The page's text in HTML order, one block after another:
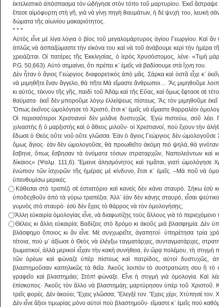
ἐκτελεστικὸ ἀπόσπασμα τὸν ὡδήγησε στὸν τόπο τοῦ μαρτυρίου. Ἐκεῖ
ἔπεσε αἱμόφυρτη στὴ γῆ, γιὰ νὰ γί­νῃ πηγὴ θαυμάτων, ἡ δὲ ψυχή του, λευκὴ σὰν
δώματα τῆς αἰωνίου μακαριότητος.
* * *
Αὐτὸς εἶνε μὲ λίγα λόγια ὁ βίος τοῦ μεγαλο­μάρτυρος ἁγίου Γεωργίου. Καὶ ἂν
ἁπλῶς νὰ ἀ­σπαζώμαστε τὴν εἰκόνα του καὶ νὰ τοῦ ἀνάβουμε κερὶ τὴν ἡμέρα
χρειάζεται. Οἱ πατέρες τῆς Ἐκκλησίας, ὁ ἱερὸς Χρυσόστομος, λέ­νε· «Τιμὴ
P.G. 50,663). Αὐτὸ σημαίνει, ὅτι πρέπει κ᾿ ἐμεῖς νὰ βαδίσουμε στὰ ἴχνη του.
Δὲν ἦταν ὁ ἅγιος Γεώργιος διαφορετικὸς ἀ­πὸ μᾶς. Σάρκα καὶ ὀστᾶ εἶχε κ᾿
νὰ μιμηθῆτε ἕναν ἄγγελο, θὰ πῆτε Μὰ εἴμαστε ἄνθρωποι… Ἂς μιμηθοῦμε
κι αὐτός, τέκνον τῆς γῆς, παι­δὶ τοῦ Ἀδὰμ καὶ τῆς Εὔας, καὶ ὅμως ἔφτασε σὲ
θαύματα· ἐκεῖ δὲν μποροῦμε λόγῳ ἐλλείψεως πίστεως. Ἂς τὸν μιμηθοῦμε
Ὅπως ἐ­κεῖνος ὡ­μολόγησε τὸ Χριστό, ἔτσι κ᾿ ἐμεῖς νὰ εἴμαστε θαρραλέοι
Οἱ περισσότεροι Χριστιανοὶ δὲν μιλᾶνε δυσ­τυχῶς. Ἐγὼ πιστεύω, σοῦ
χιλιαστὴς ἢ ὁ μαρξιστὴς καὶ ὁ ἄθεος μιλοῦν· οἱ Χριστιανοί, ποὺ ἔχουν τὴν
ἔδωσε ὁ Θεὸς οὔτε νοῦ οὔτε γλῶσ­σα. Ἐὰν ὁ ἅγιος Γεώργιος δὲν ὡμολογοῦσε
ὅμως ἅγιος· ἐὰν δὲν ὡμολογοῦσε, θὰ προωθεῖτο ἀ­κόμη πιὸ ψηλά, θὰ
ἔσβηνε, ὅπως ἔσβησαν τὰ ὀνόματα τόσων στραταρχῶν, Ναπολεόντων καὶ
δίκαιος» (Ψαλμ. 111,6). Ἔμεινε ἀλησμόνητος καὶ τιμᾶται, γιατὶ
ἐνώπιον τῶν ἰσχυρῶν τῆς ἡμέρας μὲ κίνδυνο, ἔτσι κ᾿ ἐμεῖς. –Μὰ ποῦ νὰ
ὑπενθυμίσω μερικές.
⃝ Κάθεσαι στὸ τραπέζι σὲ ἑστιατόριο καὶ καν­είς δὲν κάνει σταυρό. Σήκω
ὑποδεχθοῦν ἀ­πὸ τὰ γύρω τραπέζια. Ἀλλ᾿ ἐὰν δὲν κάνῃς σταυ­ρό, εἶσαι
γυμνὸς στὸ σταυρό· ἐσὺ δὲν ἔχεις τὸ θάρρος νὰ τὸν ὁμολογήσῃς;
⃝ Ἄλλη εὐκαιρία ὁμολογίας εἶνε, νὰ διαφωτί­ζῃς τοὺς ἄλλους γιὰ τὸ
⃝ Θέλεις κι ἄλλη εὐκαιρία; Βαδίζεις στὸ δρόμο κι ἀκοῦς μιὰ βλασφημία. Δὲν
βλάσφημο ὅ­ποιος κι ἂν εἶνε. Μὲ συγχωρεῖτε, ἀγαπητοί· ὑ­πηρέτησα τρία
τέτοια, ποὺ μ᾿ ἀξίωσε ὁ Θεὸς νὰ ἐλέγξω ταγματάρχες, συνταγματάρχες,
ξιωματικοί, ἀλλὰ μερικοὶ εἶχαν τὴν κακὴ συνή­θεια, ἐν ὥρᾳ πολέμου, τὴ
τῶν ὀρέων καὶ φώναζε ὑπὲρ πίστεως καὶ πατρίδος, αὐτοὶ δυσ­τυχῶς,
βλαστημοῦσαν καπηλικῶς τὰ θεῖα. Ἀκοῦς λοιπὸν τὸ συστρατιώτη σου ἢ
γραφεῖο καὶ βλα­στημάει; Στόπ! φώναξε. Εἶνε ἡ στιγμὴ γιὰ ὁ­μολογία. Καὶ
ἐπίσκοπος· Ἀκοῦς τὸν ἄλλο νὰ βλα­στημάῃ; μαρτύρησον ὑπὲρ τοῦ Χριστοῦ.
τρεῖς φο­ρές. Δὲν ἀκούει; Ἔχεις γλῶσσα; Ἔλεγξέ τον. Ἔχεις χέρι; Χτύπησέ
Δὲν εἶνε ἄξιοι τιμωρίας μόνο αὐτοὶ ποὺ βλαστημοῦν· εἴμαστε κ᾿ ἐμεῖς ποὺ